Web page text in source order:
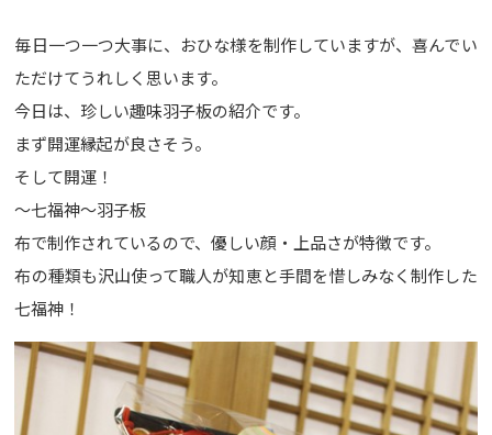
毎日一つ一つ大事に、おひな様を制作していますが、喜んでい
ただけてうれしく思います。
今日は、珍しい趣味羽子板の紹介です。
まず開運縁起が良さそう。
そして開運！
～七福神～羽子板
布で制作されているので、優しい顔・上品さが特徴です。
布の種類も沢山使って職人が知恵と手間を惜しみなく制作した
七福神！